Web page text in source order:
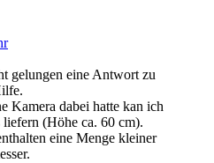
gelungen eine Antwort zu
Kamera dabei hatte kan ich
(Höhe ca. 60 cm).
eine Menge kleiner